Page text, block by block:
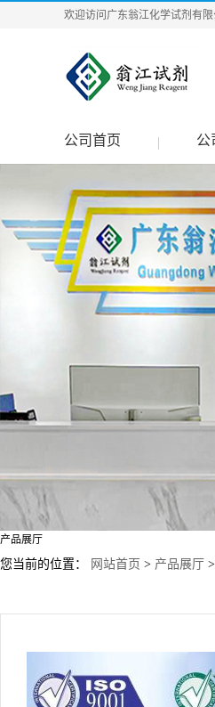
欢迎访问广东翁江化学试剂有限
公司首页 公
产品展厅
您当前的位置： 网站首页 > 产品展厅 >